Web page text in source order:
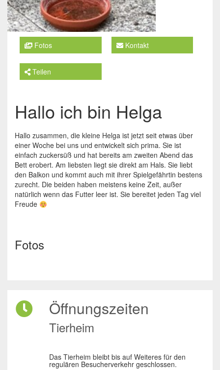
Fotos Kontakt
Teilen
Hallo ich bin Helga
Hallo zusammen, die kleine Helga ist jetzt seit etwas über
einer Woche bei uns und entwickelt sich prima. Sie ist
einfach zuckersüß und hat bereits am zweiten Abend das
Bett erobert. Am liebsten liegt sie direkt am Hals. Sie liebt
den Balkon und kommt auch mit ihrer Spielgefährtin bestens
zurecht. Die beiden haben meistens keine Zeit, außer
natürlich wenn das Futter leer ist. Sie bereitet jeden Tag viel
Freude
Fotos
Öffnungszeiten
Tierheim
Das Tierheim bleibt bis auf Weiteres für den
regulären Besucherverkehr geschlossen.